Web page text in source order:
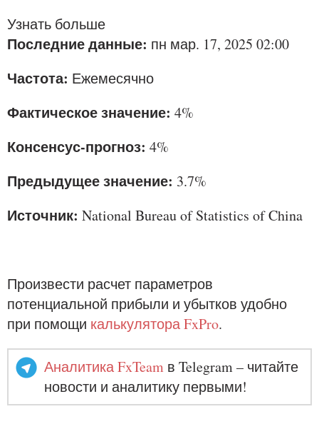
Узнать больше
Последние данные: пн мар. 17, 2025 02:00
Частота: Ежемесячно
Фактическое значение: 4%
Консенсус-прогноз: 4%
Предыдущее значение: 3.7%
Источник: National Bureau of Statistics of China
Произвести расчет параметров
потенциальной прибыли и убытков удобно
при помощи калькулятора FxPro.
Аналитика FxTeam в Telegram – читайте
новости и аналитику первыми!